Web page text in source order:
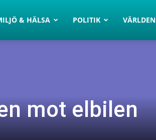
& HÄLSA POLITIK VÄRLDEN
mot elbilen